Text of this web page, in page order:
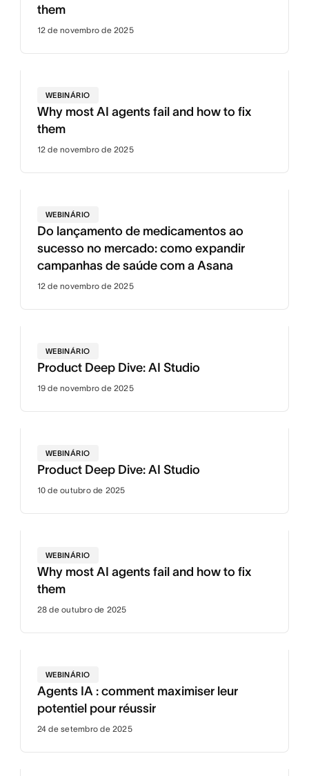
them
12 de novembro de 2025
WEBINÁRIO
Why most AI agents fail and how to fix
them
12 de novembro de 2025
WEBINÁRIO
Do lançamento de medicamentos ao
sucesso no mercado: como expandir
campanhas de saúde com a Asana
12 de novembro de 2025
WEBINÁRIO
Product Deep Dive: AI Studio
19 de novembro de 2025
WEBINÁRIO
Product Deep Dive: AI Studio
10 de outubro de 2025
WEBINÁRIO
Why most AI agents fail and how to fix
them
28 de outubro de 2025
WEBINÁRIO
Agents IA : comment maximiser leur
potentiel pour réussir
24 de setembro de 2025